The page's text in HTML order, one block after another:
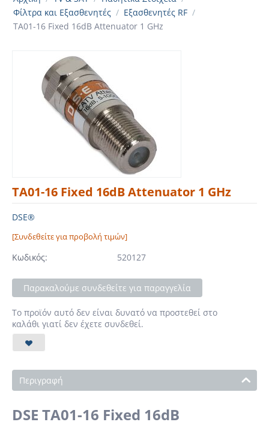
Φίλτρα και Εξασθενητές / Εξασθενητές RF /
TA01-16 Fixed 16dB Attenuator 1 GHz
TA01-16 Fixed 16dB Attenuator 1 GHz
DSE®
[Συνδεθείτε για προβολή τιμών]
Κωδικός: 520127
Παρακαλούμε συνδεθείτε για παραγγελία
Το προϊόν αυτό δεν είναι δυνατό να προστεθεί στο
καλάθι γιατί δεν έχετε συνδεθεί.
Περιγραφή
DSE TA01-16 Fixed 16dB